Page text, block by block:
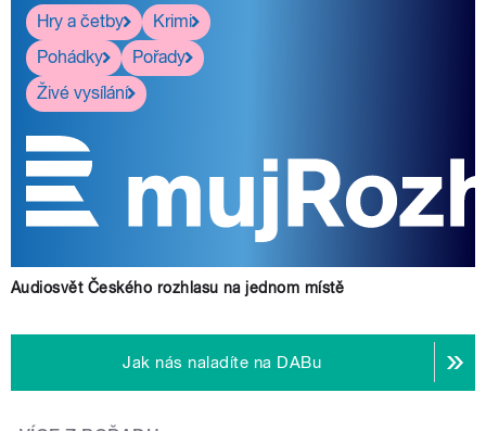
Hry a četby
Krimi
Pohádky
Pořady
Živé vysílání
Audiosvět Českého rozhlasu na jednom místě
Jak nás naladíte na DABu